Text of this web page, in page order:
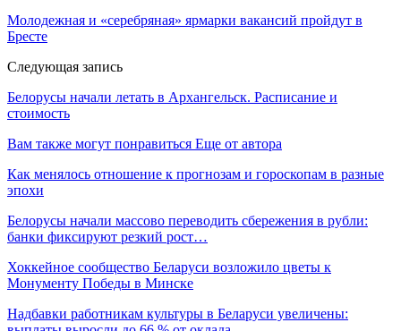
Молодежная и «серебряная» ярмарки вакансий пройдут в
Бресте
Следующая запись
Белорусы начали летать в Архангельск. Расписание и
стоимость
Вам также могут понравиться Еще от автора
Как менялось отношение к прогнозам и гороскопам в разные
эпохи
Белорусы начали массово переводить сбережения в рубли:
банки фиксируют резкий рост…
Хоккейное сообщество Беларуси возложило цветы к
Монументу Победы в Минске
Надбавки работникам культуры в Беларуси увеличены: